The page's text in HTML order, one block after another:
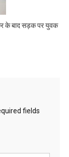
के बाद सड़क पर युवक
fields